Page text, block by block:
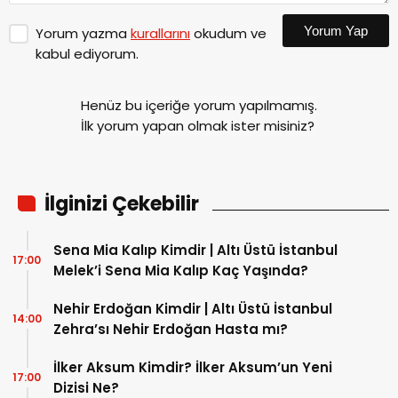
Yorum yazma kurallarınıokudum ve
kabul ediyorum.
Yorum Yap
Henüz bu içeriğe yorum yapılmamış.
İlk yorum yapan olmak ister misiniz?
İlginizi Çekebilir
Sena Mia Kalıp Kimdir | Altı Üstü İstanbul
Melek’i Sena Mia Kalıp Kaç Yaşında?
17:00
Nehir Erdoğan Kimdir | Altı Üstü İstanbul
Zehra’sı Nehir Erdoğan Hasta mı?
14:00
İlker Aksum Kimdir? İlker Aksum’un Yeni
Dizisi Ne?
17:00